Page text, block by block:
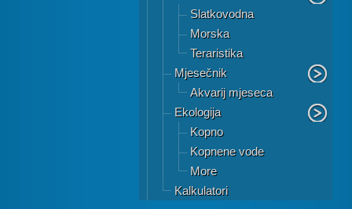
Slatkovodna
Morska
Teraristika
Mjesečnik
Akvarij mjeseca
Ekologija
Kopno
Kopnene vode
More
Kalkulatori